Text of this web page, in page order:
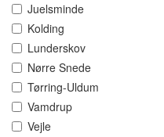
Juelsminde
Kolding
Lunderskov
Nørre Snede
Tørring-Uldum
Vamdrup
Vejle